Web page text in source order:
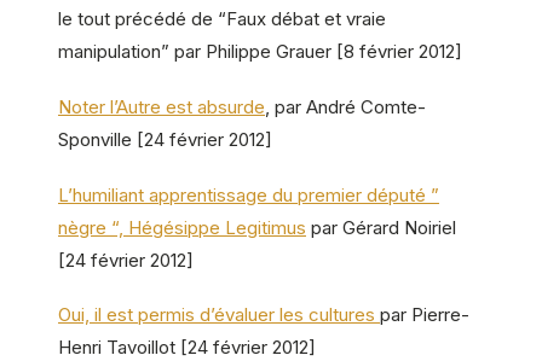
le tout précédé de “Faux débat et vraie
manipulation” par Philippe Grauer [8 février 2012]
Noter l’Autre est absurde , par André Comte-
Sponville [24 février 2012]
L’humiliant apprentissage du premier député ”
nègre “, Hégésippe Legitimus par Gérard Noiriel
[24 février 2012]
Oui, il est permis d’évaluer les cultures par Pierre-
Henri Tavoillot [24 février 2012]